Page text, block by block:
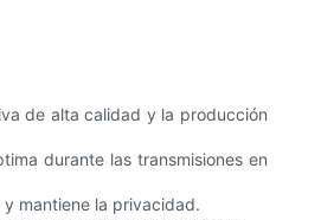
de alta calidad y la producción
durante las transmisiones en
mantiene la privacidad.